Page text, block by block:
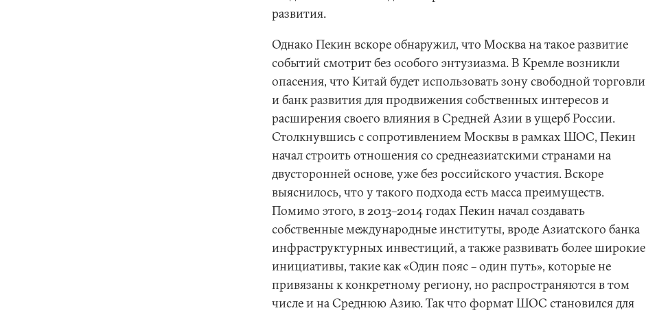
развития.
Однако Пекин вскоре обнаружил, что Москва на такое развитие
событий смотрит без особого энтузиазма. В Кремле возникли
опасения, что Китай будет использовать зону свободной торговли
и банк развития для продвижения собственных интересов и
расширения своего влияния в Средней Азии в ущерб России.
Столкнувшись с сопротивлением Москвы в рамках ШОС, Пекин
начал строить отношения со среднеазиатскими странами на
двусторонней основе, уже без российского участия. Вскоре
выяснилось, что у такого подхода есть масса преимуществ.
Помимо этого, в 2013–2014 годах Пекин начал создавать
собственные международные институты, вроде Азиатского банка
инфраструктурных инвестиций, а также развивать более широкие
инициативы, такие как «Один пояс – один путь», которые не
привязаны к конкретному региону, но распространяются в том
числе и на Среднюю Азию. Так что формат ШОС становился для